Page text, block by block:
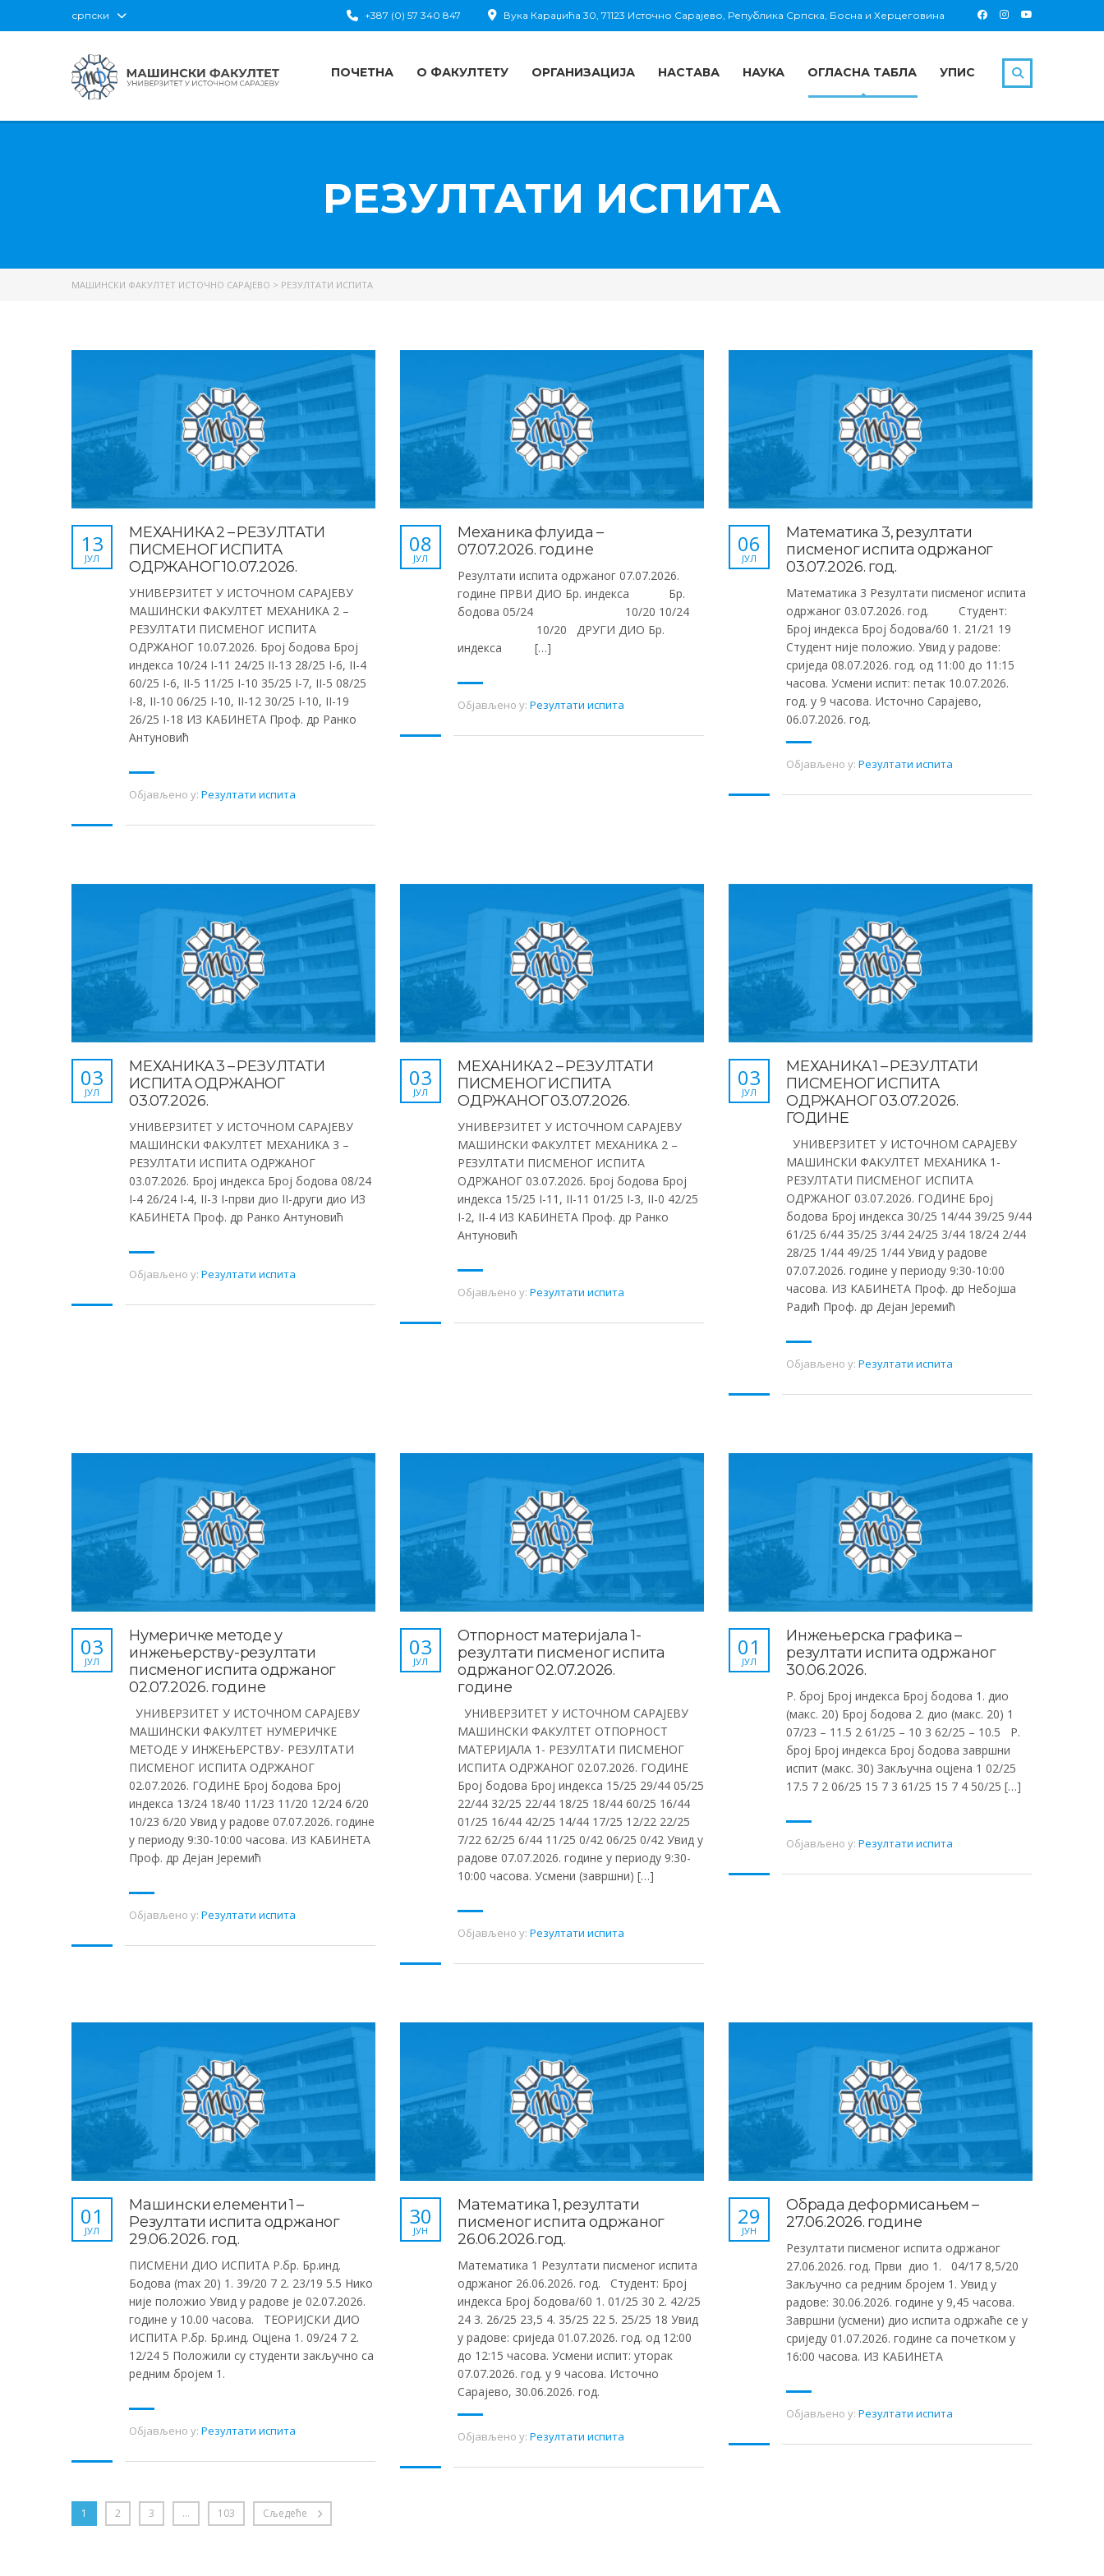
српски Вука Караџића 30, 71123 Источно Сарајево, Република Српска, Босна и Херцеговина
+387 (0) 57 340 847
ПОЧЕТНА О ФАКУЛТЕТУ ОРГАНИЗАЦИЈА НАСТАВА НАУКА ОГЛАСНА ТАБЛА УПИС
РЕЗУЛТАТИ ИСПИТА
МАШИНСКИ ФАКУЛТЕТ ИСТОЧНО САРАЈЕВО > РЕЗУЛТАТИ ИСПИТА
МЕХАНИКА 2 – РЕЗУЛТАТИ
ПИСМЕНОГ ИСПИТА
ОДРЖАНОГ 10.07.2026.
13
ЈУЛ
УНИВЕРЗИТЕТ У ИСТОЧНОМ САРАЈЕВУ
МАШИНСКИ ФАКУЛТЕТ МЕХАНИКА 2 –
РЕЗУЛТАТИ ПИСМЕНОГ ИСПИТА
ОДРЖАНОГ 10.07.2026. Број бодова Број
индекса 10/24 I-11 24/25 II-13 28/25 I-6, II-4
60/25 I-6, II-5 11/25 I-10 35/25 I-7, II-5 08/25
I-8, II-10 06/25 I-10, II-12 30/25 I-10, II-19
26/25 I-18 ИЗ КАБИНЕТА Проф. др Ранко
Антуновић
Објављено у: Резултати испита
Механика флуида –
07.07.2026. године
08
ЈУЛ
Резултати испита одржаног 07.07.2026.
године ПРВИ ДИО Бр. индекса Бр.
бодова 05/24 10/20 10/24
10/20 ДРУГИ ДИО Бр.
индекса […]
Објављено у: Резултати испита
Математика 3, резултати
писменог испита одржаног
03.07.2026. год.
06
ЈУЛ
Математика 3 Резултати писменог испита
одржаног 03.07.2026. год. Студент:
Број индекса Број бодова/60 1. 21/21 19
Студент није положио. Увид у радове:
сриједа 08.07.2026. год. од 11:00 до 11:15
часова. Усмени испит: петак 10.07.2026.
год. у 9 часова. Источно Сарајево,
06.07.2026. год.
Објављено у: Резултати испита
МЕХАНИКА 3 – РЕЗУЛТАТИ
ИСПИТА ОДРЖАНОГ
03.07.2026.
03
ЈУЛ
УНИВЕРЗИТЕТ У ИСТОЧНОМ САРАЈЕВУ
МАШИНСКИ ФАКУЛТЕТ МЕХАНИКА 3 –
РЕЗУЛТАТИ ИСПИТА ОДРЖАНОГ
03.07.2026. Број индекса Број бодова 08/24
I-4 26/24 I-4, II-3 I-први дио II-други дио ИЗ
КАБИНЕТА Проф. др Ранко Антуновић
Објављено у: Резултати испита
МЕХАНИКА 2 – РЕЗУЛТАТИ
ПИСМЕНОГ ИСПИТА
ОДРЖАНОГ 03.07.2026.
03
ЈУЛ
УНИВЕРЗИТЕТ У ИСТОЧНОМ САРАЈЕВУ
МАШИНСКИ ФАКУЛТЕТ МЕХАНИКА 2 –
РЕЗУЛТАТИ ПИСМЕНОГ ИСПИТА
ОДРЖАНОГ 03.07.2026. Број бодова Број
индекса 15/25 I-11, II-11 01/25 I-3, II-0 42/25
I-2, II-4 ИЗ КАБИНЕТА Проф. др Ранко
Антуновић
Објављено у: Резултати испита
МЕХАНИКА 1 – РЕЗУЛТАТИ
ПИСМЕНОГ ИСПИТА
ОДРЖАНОГ 03.07.2026.
ГОДИНЕ
03
ЈУЛ
УНИВЕРЗИТЕТ У ИСТОЧНОМ САРАЈЕВУ
МАШИНСКИ ФАКУЛТЕТ МЕХАНИКА 1-
РЕЗУЛТАТИ ПИСМЕНОГ ИСПИТА
ОДРЖАНОГ 03.07.2026. ГОДИНЕ Број
бодова Број индекса 30/25 14/44 39/25 9/44
61/25 6/44 35/25 3/44 24/25 3/44 18/24 2/44
28/25 1/44 49/25 1/44 Увид у радове
07.07.2026. године у периоду 9:30-10:00
часова. ИЗ КАБИНЕТА Проф. др Небојша
Радић Проф. др Дејан Јеремић
Објављено у: Резултати испита
Нумеричке методе у
инжењерству-резултати
писменог испита одржаног
02.07.2026. године
03
ЈУЛ
УНИВЕРЗИТЕТ У ИСТОЧНОМ САРАЈЕВУ
МАШИНСКИ ФАКУЛТЕТ НУМЕРИЧКЕ
МЕТОДЕ У ИНЖЕЊЕРСТВУ- РЕЗУЛТАТИ
ПИСМЕНОГ ИСПИТА ОДРЖАНОГ
02.07.2026. ГОДИНЕ Број бодова Број
индекса 13/24 18/40 11/23 11/20 12/24 6/20
10/23 6/20 Увид у радове 07.07.2026. године
у периоду 9:30-10:00 часова. ИЗ КАБИНЕТА
Проф. др Дејан Јеремић
Објављено у: Резултати испита
Отпорност материјала 1-
резултати писменог испита
одржаног 02.07.2026.
године
03
ЈУЛ
УНИВЕРЗИТЕТ У ИСТОЧНОМ САРАЈЕВУ
МАШИНСКИ ФАКУЛТЕТ ОТПОРНОСТ
МАТЕРИЈАЛА 1- РЕЗУЛТАТИ ПИСМЕНОГ
ИСПИТА ОДРЖАНОГ 02.07.2026. ГОДИНЕ
Број бодова Број индекса 15/25 29/44 05/25
22/44 32/25 22/44 18/25 18/44 60/25 16/44
01/25 16/44 42/25 14/44 17/25 12/22 22/25
7/22 62/25 6/44 11/25 0/42 06/25 0/42 Увид у
радове 07.07.2026. године у периоду 9:30-
10:00 часова. Усмени (завршни) […]
Објављено у: Резултати испита
Инжењерска графика –
резултати испита одржаног
30.06.2026.
01
ЈУЛ
Р. број Број индекса Број бодова 1. дио
(макс. 20) Број бодова 2. дио (макс. 20) 1
07/23 – 11.5 2 61/25 – 10 3 62/25 – 10.5 Р.
број Број индекса Број бодова завршни
испит (макс. 30) Закључна оцјена 1 02/25
17.5 7 2 06/25 15 7 3 61/25 15 7 4 50/25 […]
Објављено у: Резултати испита
Машински елементи 1 –
Резултати испита одржаног
29.06.2026. год.
01
ЈУЛ
ПИСМЕНИ ДИО ИСПИТА Р.бр. Бр.инд.
Бодова (max 20) 1. 39/20 7 2. 23/19 5.5 Нико
није положио Увид у радове је 02.07.2026.
године у 10.00 часова. ТЕОРИЈСКИ ДИО
ИСПИТА Р.бр. Бр.инд. Оцјена 1. 09/24 7 2.
12/24 5 Положили су студенти закључно са
редним бројем 1.
Објављено у: Резултати испита
Математика 1, резултати
писменог испита одржаног
26.06.2026.год.
30
ЈУН
Математика 1 Резултати писменог испита
одржаног 26.06.2026. год. Студент: Број
индекса Број бодова/60 1. 01/25 30 2. 42/25
24 3. 26/25 23,5 4. 35/25 22 5. 25/25 18 Увид
у радове: сриједа 01.07.2026. год. од 12:00
до 12:15 часова. Усмени испит: уторак
07.07.2026. год. у 9 часова. Источно
Сарајево, 30.06.2026. год.
Објављено у: Резултати испита
Обрада деформисањем –
27.06.2026. године
29
ЈУН
Резултати писменог испита одржаног
27.06.2026. год. Први дио 1. 04/17 8,5/20
Закључно са редним бројем 1. Увид у
радове: 30.06.2026. године у 9,45 часова.
Завршни (усмени) дио испита одржаће се у
сриједу 01.07.2026. године са почетком у
16:00 часова. ИЗ КАБИНЕТА
Објављено у: Резултати испита
1 2 3 … 103 Сљедеће